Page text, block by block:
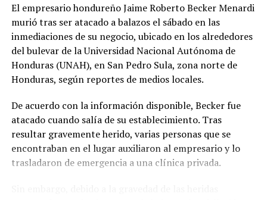
El empresario hondureño Jaime Roberto Becker Menardi
murió tras ser atacado a balazos el sábado en las
inmediaciones de su negocio, ubicado en los alrededores
del bulevar de la Universidad Nacional Autónoma de
Honduras (UNAH), en San Pedro Sula, zona norte de
Honduras, según reportes de medios locales.
De acuerdo con la información disponible, Becker fue
atacado cuando salía de su establecimiento. Tras
resultar gravemente herido, varias personas que se
encontraban en el lugar auxiliaron al empresario y lo
trasladaron de emergencia a una clínica privada.